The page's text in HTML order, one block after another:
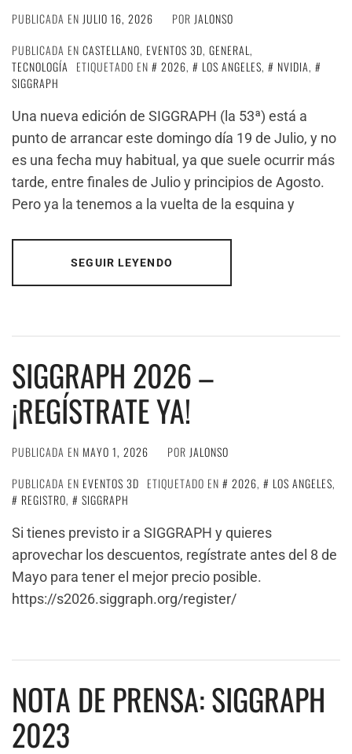
PUBLICADA EN JULIO 16, 2026 POR JALONSO
PUBLICADA EN CASTELLANO, EVENTOS 3D, GENERAL,
TECNOLOGÍA
ETIQUETADO EN 2026, LOS ANGELES, NVIDIA,
SIGGRAPH
Una nueva edición de SIGGRAPH (la 53ª) está a
punto de arrancar este domingo día 19 de Julio, y no
es una fecha muy habitual, ya que suele ocurrir más
tarde, entre finales de Julio y principios de Agosto.
Pero ya la tenemos a la vuelta de la esquina y
SEGUIR LEYENDO
SIGGRAPH 2026 –
¡REGÍSTRATE YA!
PUBLICADA EN MAYO 1, 2026 POR JALONSO
PUBLICADA EN EVENTOS 3D ETIQUETADO EN 2026, LOS ANGELES,
REGISTRO,
SIGGRAPH
Si tienes previsto ir a SIGGRAPH y quieres
aprovechar los descuentos, regístrate antes del 8 de
Mayo para tener el mejor precio posible.
https://s2026.siggraph.org/register/
NOTA DE PRENSA: SIGGRAPH
2023